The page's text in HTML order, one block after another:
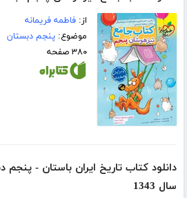
از:فاطمه فریمانه
موضوع:پنجم دبستان
۳۸۰ صفحه
دانلود کتاب تاریخ ایران باستان -
سال 1343